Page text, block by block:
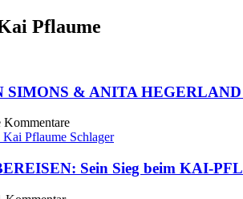
Pflaume
& ANITA HEGERLAND
Kommentare
Sein Sieg beim KAI-